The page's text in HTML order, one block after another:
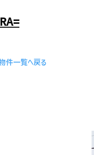
件一覧へ戻る